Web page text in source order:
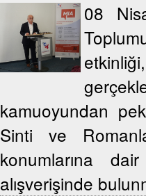
08
kamuoyundan pek
Sinti ve
konumlarına
alışverişinde